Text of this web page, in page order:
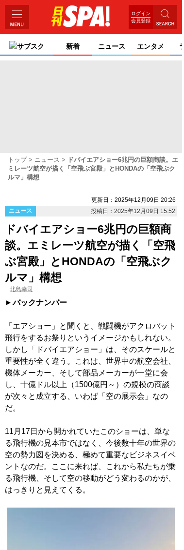
ログイン
会員登録
サブスク 新着 ニュース エンタメ
トップ ニュース
ドバイエアショー6兆円の巨額商談。エ
ミレーツ航空が描く「空飛ぶ宮殿」とHONDAの「空飛ぶク
ルマ」構想
更新日：2025年12月09日 20:26
ニュース
投稿日：2025年12月09日 15:52
ドバイエアショー6兆円の巨額商
談。エミレーツ航空が描く「空飛
ぶ宮殿」とHONDAの「空飛ぶク
ルマ」構想
北島幸司
バックナンバー
「エアショー」と聞くと、戦闘機がアクロバット
飛行をするお祭りというイメージかもしれない。
しかし「ドバイエアショー」は、そのスケールと
重要性が全く違う。これは、世界中の航空会社、
機体メーカー、そして部品メーカーが一堂に会
し、十億ドル以上（1500億円～）の規模の商談
が次々と成立する、いわば「空の展示会」なの
だ。
11月17日から開かれていたこのショーは、単な
る飛行機の見本市ではなく、今後数十年の世界の
空の勢力図を決める、極めて重要なビジネスイベ
ントなのだ。ここに来れば、これから私たちが乗
る飛行機、そして空の移動がどう変わるのかが、
はっきりと見えてくる。